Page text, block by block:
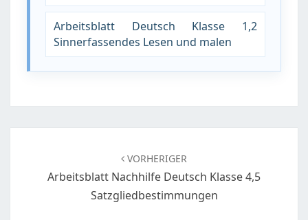
Arbeitsblatt Deutsch Klasse 1,2
Sinnerfassendes Lesen und malen
VORHERIGER
Arbeitsblatt Nachhilfe Deutsch Klasse 4,5
Satzgliedbestimmungen